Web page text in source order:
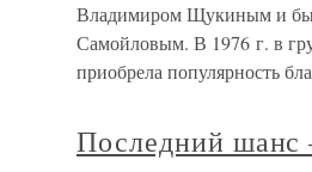
Владимиром Щукиным и
Самойловым. В 1976 г. в
приобрела популярность
Последний шанс